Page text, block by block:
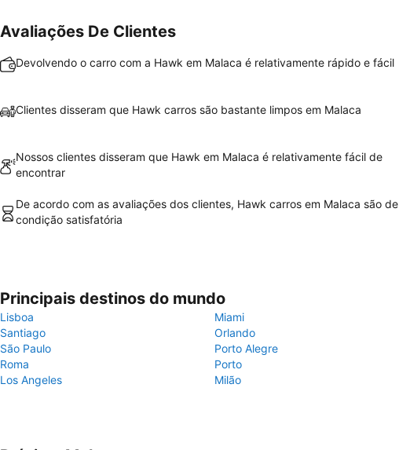
Avaliações De Clientes
Devolvendo o carro com a Hawk em Malaca é relativamente rápido e fácil
Clientes disseram que Hawk carros são bastante limpos em Malaca
Nossos clientes disseram que Hawk em Malaca é relativamente fácil de
encontrar
De acordo com as avaliações dos clientes, Hawk carros em Malaca são de
condição satisfatória
Principais destinos do mundo
Lisboa
Miami
Santiago
Orlando
São Paulo
Porto Alegre
Roma
Porto
Los Angeles
Milão